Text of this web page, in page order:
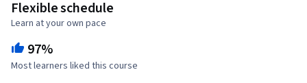
Flexible schedule
Learn at your own pace
97%
Most learners liked this course